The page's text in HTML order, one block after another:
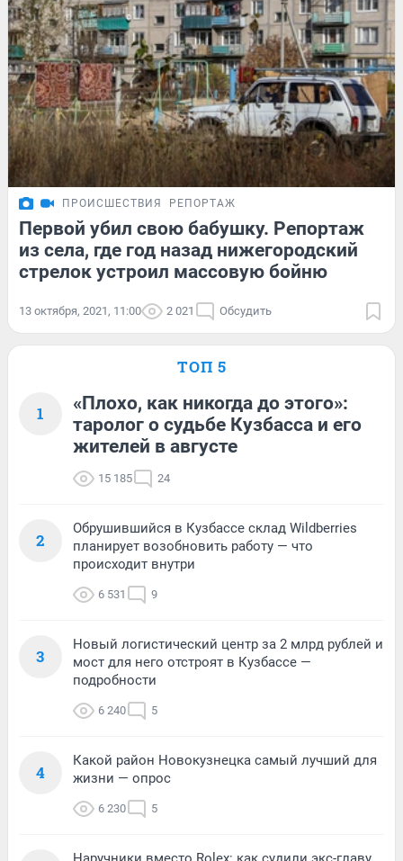
ПРОИСШЕСТВИЯ РЕПОРТАЖ
Первой убил свою бабушку. Репортаж
из села, где год назад нижегородский
стрелок устроил массовую бойню
13 октября, 2021, 11:00 2 021 Обсудить
ТОП 5
1
«Плохо, как никогда до этого»:
таролог о судьбе Кузбасса и его
жителей в августе
15 185 24
2
Обрушившийся в Кузбассе склад Wildberries
планирует возобновить работу — что
происходит внутри
6 531 9
3
Новый логистический центр за 2 млрд рублей и
мост для него отстроят в Кузбассе —
подробности
6 240 5
4
Какой район Новокузнецка самый лучший для
жизни — опрос
6 230 5